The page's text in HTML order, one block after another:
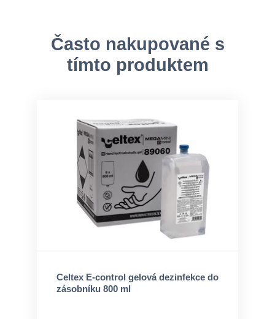
Často nakupované s
tímto produktem
Celtex E-control gelová dezinfekce do
zásobníku 800 ml